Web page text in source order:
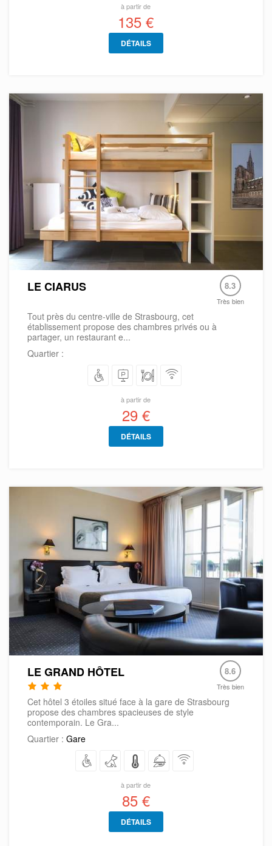
à partir de
135 €
DÉTAILS
LE CIARUS 8.3
Très bien
Tout près du centre-ville de Strasbourg, cet
établissement propose des chambres privés ou à
partager, un restaurant e...
Quartier :
à partir de
29 €
DÉTAILS
LE GRAND HÔTEL 8.6
Très bien
Cet hôtel 3 étoiles situé face à la gare de Strasbourg
propose des chambres spacieuses de style
contemporain. Le Gra...
Quartier : Gare
à partir de
85 €
DÉTAILS